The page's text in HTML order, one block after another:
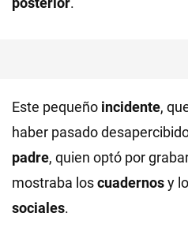
Este pequeño incidente,
haber pasado
padre, quien optó por
mostraba loscuadernosy
sociales.